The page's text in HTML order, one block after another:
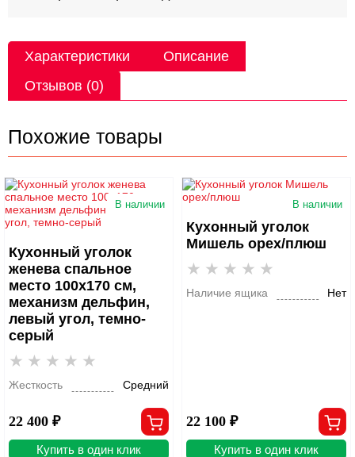
Характеристики
Описание
Отзывов (0)
Похожие товары
В наличии
Кухонный уголок
женева спальное
место 100х170 см,
механизм дельфин,
левый угол, темно-
серый
Жесткость Средний
22 400 ₽
Купить в один клик
В наличии
Кухонный уголок
Мишель орех/плюш
Наличие ящика Нет
22 100 ₽
Купить в один клик